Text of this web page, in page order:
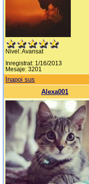
Nivel: Avansat
Inregistrat: 1/16/2013
Mesaje: 3201
Inapoi sus
Alexa001